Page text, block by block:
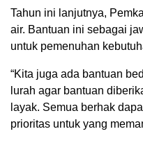
Tahun ini lanjutnya,
air. Bantuan ini sebagai
untuk pemenuhan
“Kita juga ada bantuan
lurah agar bantuan
layak. Semua berhak
prioritas untuk yang